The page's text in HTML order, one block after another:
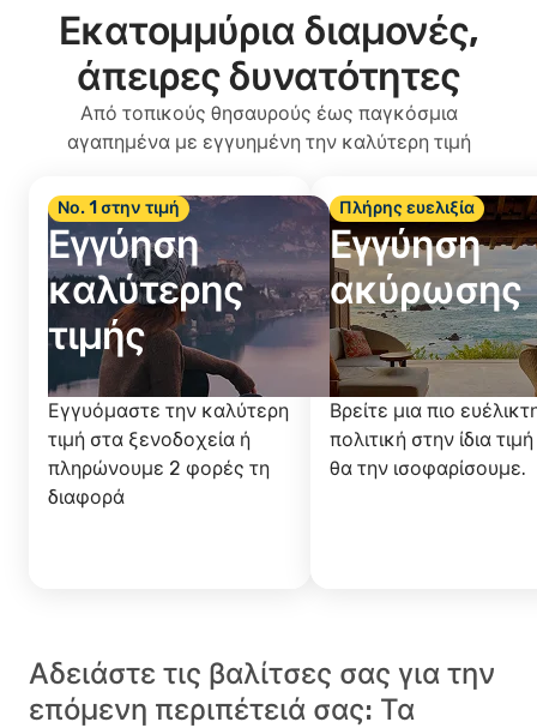
Εκατομμύρια διαμονές,
άπειρες δυνατότητες
Από τοπικούς θησαυρούς έως παγκόσμια
αγαπημένα με εγγυημένη την καλύτερη τιμή
Νο. 1 στην τιμή
Εγγύηση
καλύτερης
τιμής
Εγγυόμαστε την καλύτερη
τιμή στα ξενοδοχεία ή
πληρώνουμε 2 φορές τη
διαφορά
Πλήρης ευελιξία
Εγγύηση
ακύρωσης
Βρείτε μια πιο
πολιτική στην ίδια
θα την ισοφαρίσουμε.
Αδειάστε τις βαλίτσες σας για την
επόμενη περιπέτειά σας: Τα